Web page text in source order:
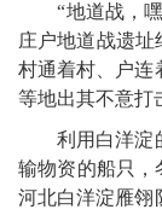
“地道战，嘿
庄户地道战遗址
村通着村、户连
等地出其不意打
利用白洋淀的
输物资的船只
河北白洋淀雁翎